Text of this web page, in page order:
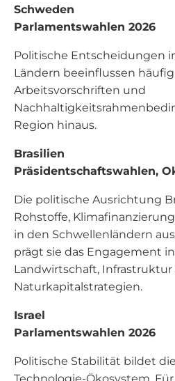
Schweden
Parlamentswahlen 2026
Politische Entscheidungen
Ländern beeinflussen häufig
Arbeitsvorschriften und
Region hinaus.
Brasilien
Präsidentschaftswahlen,
Die politische Ausrichtung
Rohstoffe,
in den Schwellenländern
prägt sie das Engagement
Landwirtschaft, Infrastruktur
Naturkapitalstrategien.
Israel
Parlamentswahlen 2026
Politische Stabilität bildet